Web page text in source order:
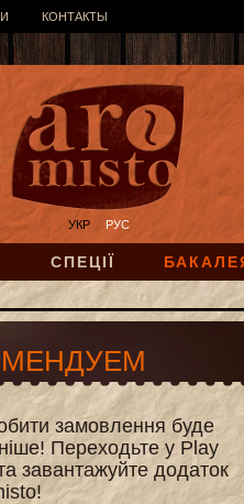
КОНТАКТЫ
СПЕЦІЇ
УКР РУС
замовлення буде
Переходьте у Play
завантажуйте додаток